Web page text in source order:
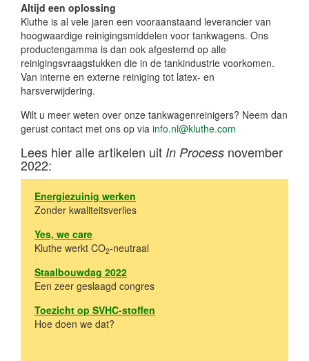
Altijd een oplossing
Kluthe is al vele jaren een vooraanstaand leverancier van
hoogwaardige reinigingsmiddelen voor tankwagens. Ons
productengamma is dan ook afgestemd op alle
reinigingsvraagstukken die in de tankindustrie voorkomen.
Van interne en externe reiniging tot latex- en
harsverwijdering.
Wilt u meer weten over onze tankwagenreinigers? Neem dan
gerust contact met ons op via info.nl@kluthe.com
Lees hier alle artikelen uit In Process november
2022:
Energiezuinig werken
Zonder kwaliteitsverlies
Yes, we care
Kluthe werkt CO2-neutraal
Staalbouwdag 2022
Een zeer geslaagd congres
Toezicht op SVHC-stoffen
Hoe doen we dat?